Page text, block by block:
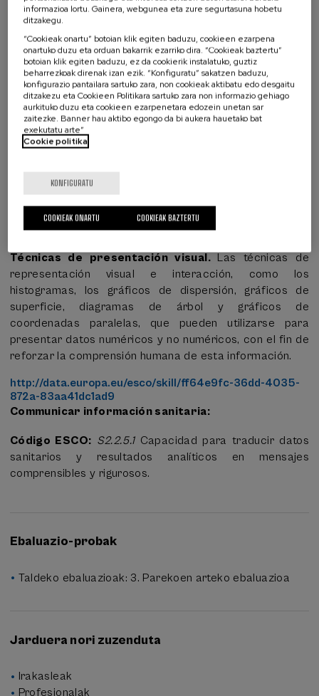
esparruaren arabera
Nivel EQF: 6 — Formación universitaria con aplicación
avanzada de conocimientos, análisis crítico y autonomía
en el diseño de soluciones basadas en datos.
ESCO, European Skills, Competences,
Qualifications and Occupations gaitasun-
esparru batzuk
http://data.europa.eu/esco/skill/348b74cd-49ce-4844-
Técnicas de presentación visual. Las técnicas de
representación visual e interacción, como los
histogramas, los gráficos de dispersión, gráficos de
superficie, diagramas de árbol y gráficos de
coordenadas paralelas, que pueden utilizarse para
presentar datos numéricos y no numéricos, con el fin de
reforzar la comprensión humana de esta información.
http://data.europa.eu/esco/skill/ff64e9fc-36dd-4035-
872a-83aa41dc1ad9
Communicar información sanitaria:
Código ESCO: S2.2.5.1Capacidad para traducir datos
sanitarios y resultados analíticos en mensajes
comprensibles y rigurosos.
Ebaluazio-probak
Taldeko ebaluazioak: 3. Parekoen arteko ebaluazioa
Jarduera nori zuzenduta
Irakasleak
Profesionalak
informazioa lortu. Gainera, webgunea eta zure segurtasuna hobetu
ditzakegu.
“Cookieak onartu” botoian klik egiten baduzu, cookieen ezarpena
onartuko duzu eta orduan bakarrik ezarriko dira. “Cookieak baztertu”
botoian klik egiten baduzu, ez da cookierik instalatuko, guztiz
beharrezkoak direnak izan ezik. “Konfiguratu” sakatzen baduzu,
konfigurazio pantailara sartuko zara, non cookieak aktibatu edo desgaitu
ditzakezu eta Cookieen Politikara sartuko zara non informazio gehiago
aurkituko duzu eta cookieen ezarpenetara edozein unetan sar
zaitezke. Banner hau aktibo egongo da bi aukera hauetako bat
exekutatu arte”
Cookie politika
KONFIGURATU
COOKIEAK BAZTERTU
COOKIEAK ONARTU